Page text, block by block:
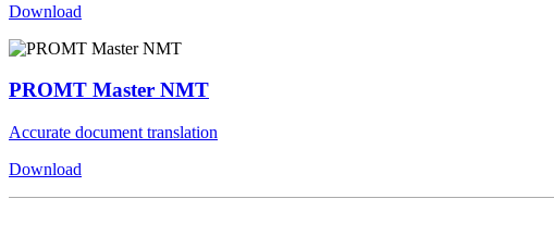
Download
PROMT Master NMT
Accurate document translation
Download